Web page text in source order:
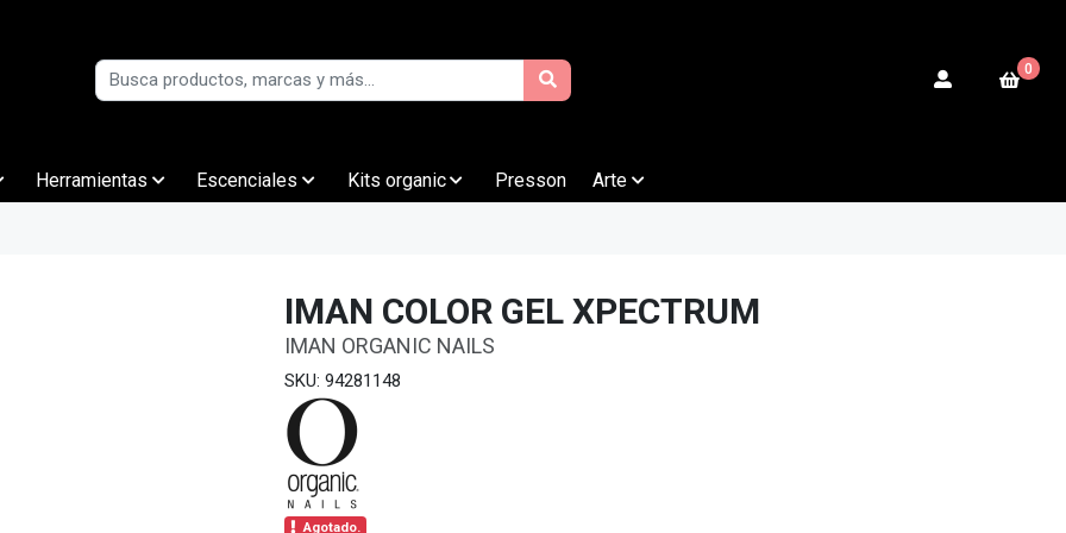
0
Herramientas Escenciales Kits organic Presson Arte
IMAN COLOR GEL XPECTRUM
IMAN ORGANIC NAILS
SKU: 94281148
Agotado.